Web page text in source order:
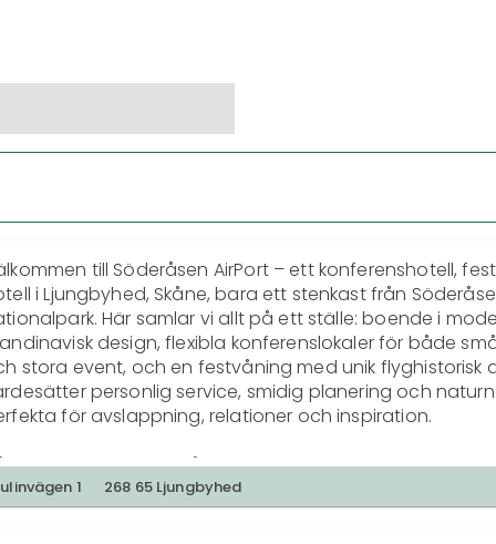
till Söderåsen AirPort – ett konferenshotell,
i Ljungbyhed, Skåne, bara ett stenkast från
Här samlar vi allt på ett ställe: boende i
design, flexibla konferenslokaler för både
stora event, och en festvåning med unik flyghistorisk
personlig service, smidig planering och
för avslappning, relationer och inspiration.
hotellrum bjuder på hög komfort och generös
inklusive fri Wi-Fi och parkering. Kombinera din
som vandring, cykling eller golf och njut av vår
1 268 65 Ljungbyhed